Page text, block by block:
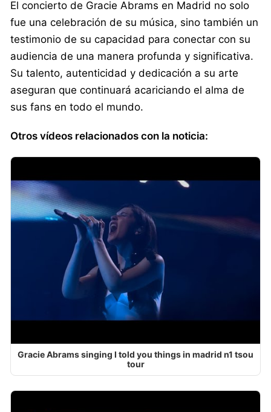
El concierto de Gracie Abrams en Madrid no solo
fue una celebración de su música, sino también un
testimonio de su capacidad para conectar con su
audiencia de una manera profunda y significativa.
Su talento, autenticidad y dedicación a su arte
aseguran que continuará acariciando el alma de
sus fans en todo el mundo.
Otros vídeos relacionados con la noticia:
Gracie Abrams singing I told you things in madrid n1 tsou
tour